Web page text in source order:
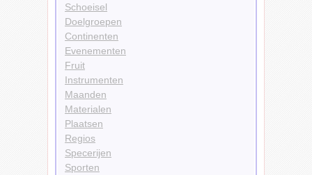
Schoeisel
Doelgroepen
Continenten
Evenementen
Fruit
Instrumenten
Maanden
Materialen
Plaatsen
Regios
Specerijen
Sporten